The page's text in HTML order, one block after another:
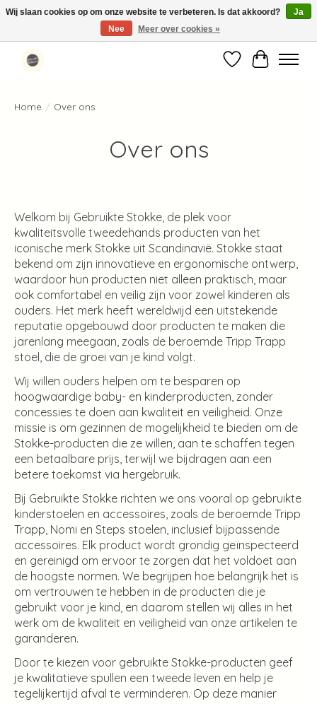
Standaard verzending binnen 1-2 werkdagen in Nederland en België ✓
Verlanglijst
Home / Over ons
Over ons
Welkom bij Gebruikte Stokke, de plek voor
kwaliteitsvolle tweedehands producten van het
iconische merk Stokke uit Scandinavië. Stokke staat
bekend om zijn innovatieve en ergonomische ontwerp,
waardoor hun producten niet alleen praktisch, maar
ook comfortabel en veilig zijn voor zowel kinderen als
ouders. Het merk heeft wereldwijd een uitstekende
reputatie opgebouwd door producten te maken die
jarenlang meegaan, zoals de beroemde Tripp Trapp
stoel, die de groei van je kind volgt.
Wij willen ouders helpen om te besparen op
hoogwaardige baby- en kinderproducten, zonder
concessies te doen aan kwaliteit en veiligheid. Onze
missie is om gezinnen de mogelijkheid te bieden om de
Stokke-producten die ze willen, aan te schaffen tegen
een betaalbare prijs, terwijl we bijdragen aan een
betere toekomst via hergebruik.
Bij Gebruikte Stokke richten we ons vooral op gebruikte
kinderstoelen en accessoires, zoals de beroemde Tripp
Trapp, Nomi en Steps stoelen, inclusief bijpassende
accessoires. Elk product wordt grondig geïnspecteerd
en gereinigd om ervoor te zorgen dat het voldoet aan
de hoogste normen. We begrijpen hoe belangrijk het is
om vertrouwen te hebben in de producten die je
gebruikt voor je kind, en daarom stellen wij alles in het
werk om de kwaliteit en veiligheid van onze artikelen te
garanderen.
Door te kiezen voor gebruikte Stokke-producten geef
je kwalitatieve spullen een tweede leven en help je
tegelijkertijd afval te verminderen. Op deze manier
Wij slaan cookies op om onze website te verbeteren. Is dat akkoord?
Ja
Nee
Meer over cookies »